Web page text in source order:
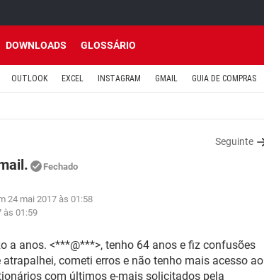
DOWNLOADS GLOSSÁRIO
OUTLOOK EXCEL INSTAGRAM GMAIL GUIA DE COMPRAS
Seguinte
Fechado
24 mai 2017 às 01:58
às 01:59
a anos. <***@***>, tenho 64 anos e fiz confusões
cometi erros e não tenho mais acesso ao
com últimos e-mais solicitados pela